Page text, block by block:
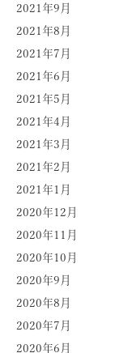
2021年9月
2021年8月
2021年7月
2021年6月
2021年5月
2021年4月
2021年3月
2021年2月
2021年1月
2020年12月
2020年11月
2020年10月
2020年9月
2020年8月
2020年7月
2020年6月